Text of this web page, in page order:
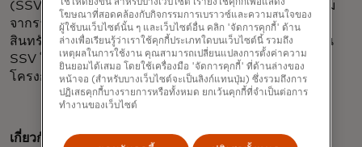
(SSV) ซึ่งหมายความว่า Fannie Mae จะใช้ข้อมูลธุรกรรม
จากรายงานของ Finicity เพื่อตรวจสอบความถูกต้องของ
สินทรัพย์ รายได้ และการจ้างงาน มีแผนจะขยายการใช้งาน
SSV ในวงกว้างขึ้นในช่วงปลายปีนี้ โดยจะต่อยอดจาก
โครงการ Day 1 Certainty ของ Fannie Mae
เกี่ยวกับ Finicity:
โฆษณาที่สอดคล้องกับกิจกรรมการเบราวซ์และความสนใจของ
ผู้ใช้บนเว็บไซต์นั้น ๆ และเว็บไซต์อื่น คลิก 'จัดการคุกกี้' ด้าน
ล่างเพื่อเรียนรู้ว่าเราใช้คุกกี้ประเภทใดบนเว็บไซต์นี้ รวมถึง
เหตุผลในการใช้งาน คุณสามารถเปลี่ยนแปลงการตั้งค่าความ
ยินยอมได้เสมอ โดยใช้เครื่องมือ 'จัดการคุกกี้' ที่ด้านล่างของ
หน้าจอ (สำหรับบางเว็บไซต์จะเป็นลิงก์แทนปุ่ม) ซึ่งรวมถึงการ
ปฏิเสธคุกกี้บางรายการหรือทั้งหมด ยกเว้นคุกกี้ที่จำเป็นต่อการ
ทำงานของเว็บไซต์